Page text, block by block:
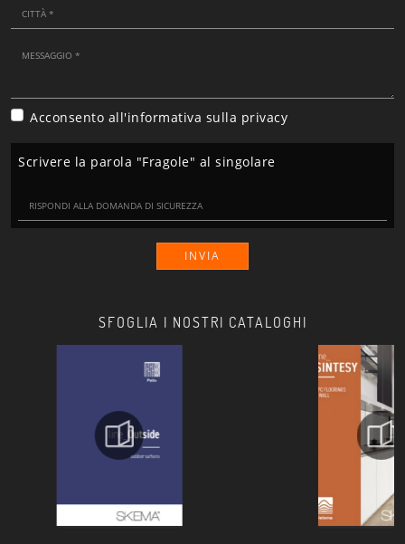
SFOGLIA I NOSTRI CATALOGHI
Acconsento all'informativa sulla privacy
Scrivere la parola "Fragole" al singolare
INVIA